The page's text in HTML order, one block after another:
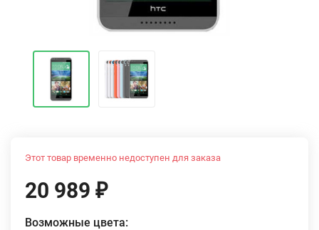
Этот товар временно недоступен для заказа
20 989 ₽
Возможные цвета: